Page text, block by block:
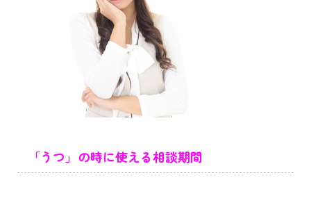
「うつ」の時に使える相談期間